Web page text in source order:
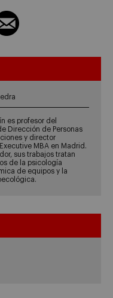
es profesor del
Dirección de Personas
y director
MBA en Madrid.
sus trabajos tratan
de la psicología
de equipos y la